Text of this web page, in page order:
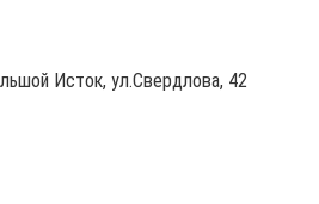
Исток, ул.Свердлова, 42